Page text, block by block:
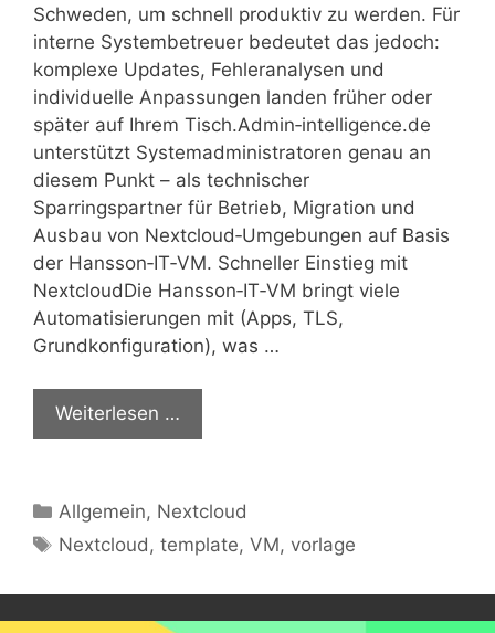
Schweden, um schnell produktiv zu werden. Für
interne Systembetreuer bedeutet das jedoch:
komplexe Updates, Fehleranalysen und
individuelle Anpassungen landen früher oder
später auf Ihrem Tisch.Admin‑intelligence.de
unterstützt Systemadministratoren genau an
diesem Punkt – als technischer
Sparringspartner für Betrieb, Migration und
Ausbau von Nextcloud‑Umgebungen auf Basis
der Hansson‑IT‑VM. Schneller Einstieg mit
NextcloudDie Hansson‑IT‑VM bringt viele
Automatisierungen mit (Apps, TLS,
Grundkonfiguration), was …
Weiterlesen …
Kategorien
Allgemein, Nextcloud
Schlagwörter
Nextcloud ,template,VM, vorlage